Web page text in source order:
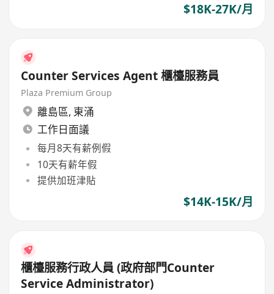
$18K-27K/月
Counter Services Agent 櫃檯服務員
Plaza Premium Group
離島區, 東涌
工作日面議
每月8天有薪例假
10天有薪年假
提供加班津貼
$14K-15K/月
櫃檯服務行政人員 (政府部門Counter
Service Administrator)